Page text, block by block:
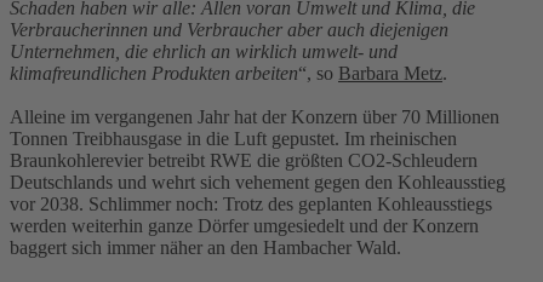
Schaden haben wir alle: Allen voran Umwelt und Klima, die
Verbraucherinnen und Verbraucher aber auch diejenigen
Unternehmen, die ehrlich an wirklich umwelt- und
klimafreundlichen Produkten arbeiten“, so Barbara Metz.
Alleine im vergangenen Jahr hat der Konzern über 70 Millionen
Tonnen Treibhausgase in die Luft gepustet. Im rheinischen
Braunkohlerevier betreibt RWE die größten CO2-Schleudern
Deutschlands und wehrt sich vehement gegen den Kohleausstieg
vor 2038. Schlimmer noch: Trotz des geplanten Kohleausstiegs
werden weiterhin ganze Dörfer umgesiedelt und der Konzern
baggert sich immer näher an den Hambacher Wald.